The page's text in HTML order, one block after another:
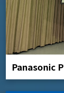
Panasonic